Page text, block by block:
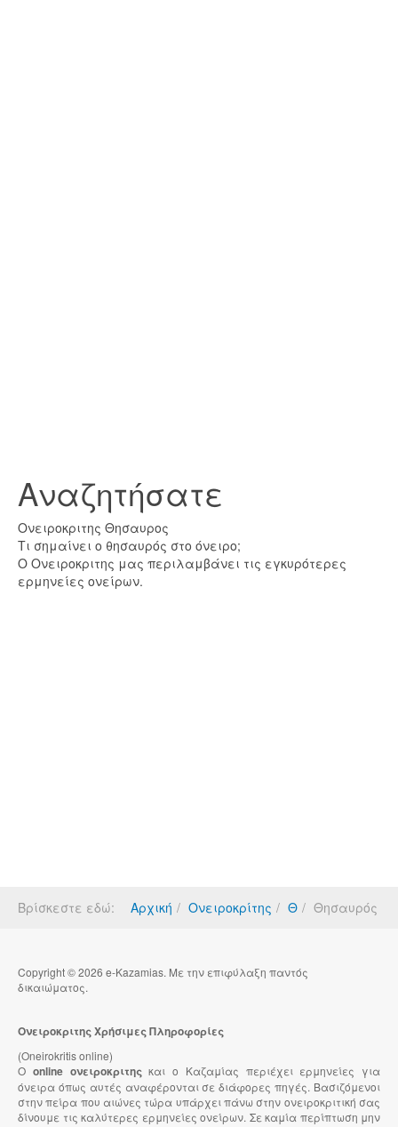
Αναζητήσατε
Ονειροκριτης Θησαυρος
Τι σημαίνει ο θησαυρός στο όνειρο;
Ο Ονειροκριτης μας περιλαμβάνει τις εγκυρότερες
ερμηνείες ονείρων.
Βρίσκεστε εδώ: Αρχική Ονειροκρίτης Θ Θησαυρός
Copyright © 2026 e-Kazamias. Με την επιφύλαξη παντός
δικαιώματος.
Ονειροκριτης Χρήσιμες Πληροφορίες
(Oneirokritis online)
Ο online ονειροκριτηςκαι ο Καζαμίας περιέχει ερμηνείες για
όνειρα όπως αυτές αναφέρονται σε διάφορες πηγές. Βασιζόμενοι
στην πείρα που αιώνες τώρα υπάρχει πάνω στην ονειροκριτική σας
δίνουμε τις καλύτερες ερμηνείες ονείρων. Σε καμία περίπτωση μην